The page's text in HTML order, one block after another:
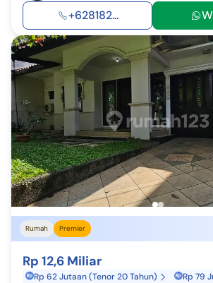
+628182...
Rumah Premier
Rp 12,6 Miliar
Rp 62 Jutaan (Tenor 20 Tahun) Rp 79